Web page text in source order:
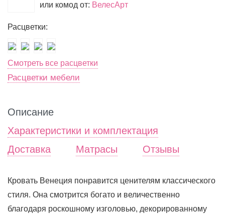
или комод от: ВелесАрт
Расцветки:
Смотреть все расцветки
Расцветки мебели
Описание
Характеристики и комплектация
Доставка
Матрасы Отзывы
Кровать Венеция понравится ценителям классического
стиля. Она смотрится богато и величественно
благодаря роскошному изголовью, декорированному